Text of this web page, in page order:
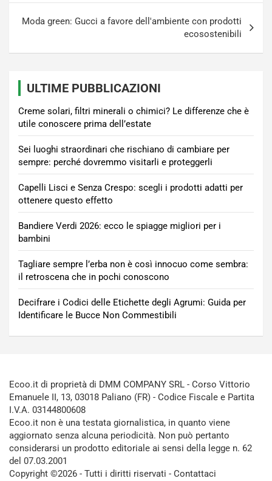
Moda green: Gucci a favore dell'ambiente con prodotti
ecosostenibili
ULTIME PUBBLICAZIONI
Creme solari, filtri minerali o chimici? Le differenze che è
utile conoscere prima dell’estate
Sei luoghi straordinari che rischiano di cambiare per
sempre: perché dovremmo visitarli e proteggerli
Capelli Lisci e Senza Crespo: scegli i prodotti adatti per
ottenere questo effetto
Bandiere Verdi 2026: ecco le spiagge migliori per i
bambini
Tagliare sempre l’erba non è così innocuo come sembra:
il retroscena che in pochi conoscono
Decifrare i Codici delle Etichette degli Agrumi: Guida per
Identificare le Bucce Non Commestibili
Ecoo.it di proprietà di DMM COMPANY SRL - Corso Vittorio
Emanuele II, 13, 03018 Paliano (FR) - Codice Fiscale e Partita
I.V.A. 03144800608
Ecoo.it non è una testata giornalistica, in quanto viene
aggiornato senza alcuna periodicità. Non può pertanto
considerarsi un prodotto editoriale ai sensi della legge n. 62
del 07.03.2001
Copyright ©2026 - Tutti i diritti riservati - Contattaci